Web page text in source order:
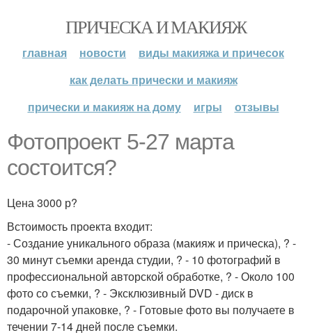
ПРИЧЕСКА И МАКИЯЖ
главная новости
виды макияжа и причесок
как делать прически и макияж
прически и макияж на дому
игры отзывы
Фотопроект 5-27 марта
состоится?
Цена 3000 р?
Встоимость проекта входит:
- Создание уникального образа (макияж и прическа), ? -
30 минут съемки аренда студии, ? - 10 фотографий в
профессиональной авторской обработке, ? - Около 100
фото со съемки, ? - Эксклюзивный DVD - диск в
подарочной упаковке, ? - Готовые фото вы получаете в
течении 7-14 дней после съемки.